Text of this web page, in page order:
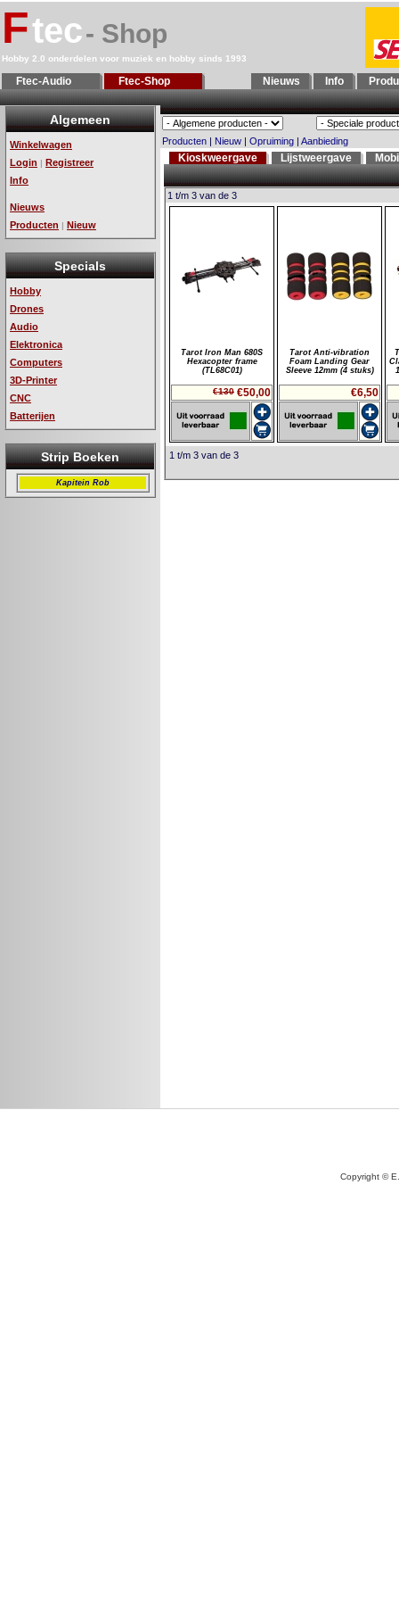
Ftec- Shop
Hobby 2.0 onderdelen voor muziek en hobby sinds 1993
Ftec-Audio Ftec-Shop Nieuws Info
Algemeen
Winkelwagen
Login | Registreer
Info
Nieuws
Producten | Nieuw
Specials
Hobby
Drones
Audio
Elektronica
Computers
3D-Printer
CNC
Batterijen
Strip Boeken
Kapitein Rob
Producten | Nieuw | Opruiming | Aanbieding
Kioskweergave Lijstweergave
1 t/m 3 van de 3
Tarot Iron Man 680S
Hexacopter frame
(TL68C01)
€130 €50,00
Tarot Anti-vibration
Foam Landing Gear
Sleeve 12mm (4 stuks)
€6,50
1 t/m 3 van de 3
Copyright ©